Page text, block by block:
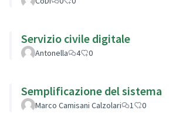
Servizio civile digitale
Antonella 4 0
Semplificazione del sistema
Marco Camisani Calzolari 1 0